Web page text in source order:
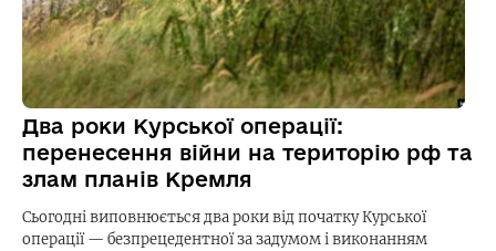
Два роки Курської операції:
перенесення війни на територію рф та
злам планів Кремля
Сьогодні виповнюється два роки від початку Курської
операції — безпрецедентної за задумом і виконанням